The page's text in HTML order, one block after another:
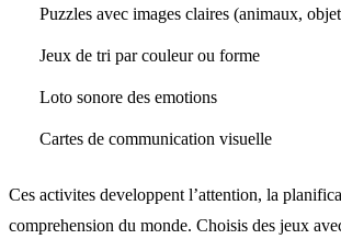
Puzzles avec images claires (animaux,
Jeux de tri par couleur ou forme
Loto sonore des emotions
Cartes de communication visuelle
Ces activites developpent l’attention, la
comprehension du monde. Choisis des jeux